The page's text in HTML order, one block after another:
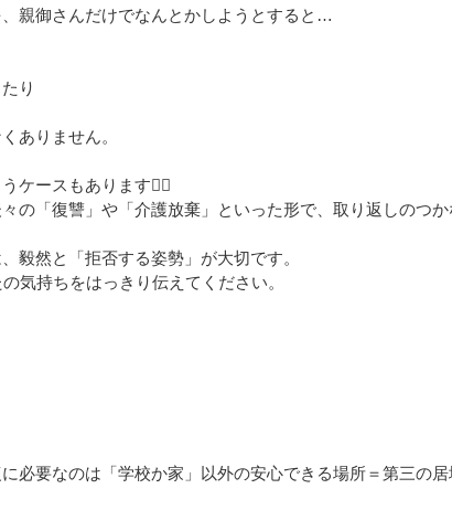
親御さんだけでなんとかしようとすると…
り
ありません。
ケースもあります🙅‍♂️
の「復讐」や「介護放棄」といった形で、取り返しのつ
毅然と「拒否する姿勢」が大切です。
気持ちをはっきり伝えてください。
必要なのは「学校か家」以外の安心できる場所＝第三の居